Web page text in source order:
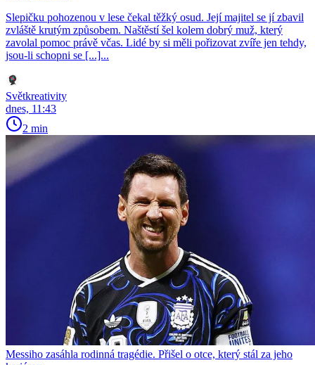
Slepičku pohozenou v lese čekal těžký osud. Její majitel se jí zbavil
zvláště krutým způsobem. Naštěstí šel kolem dobrý muž, který
zavolal pomoc právě včas. Lidé by si měli pořizovat zvíře jen tehdy,
jsou-li schopni se [...]...
Světkreativity
dnes, 11:43
2 min
Messiho zasáhla rodinná tragédie. Přišel o otce, který stál za jeho